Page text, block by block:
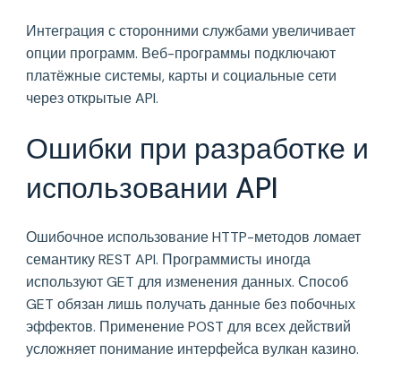
Интеграция с сторонними службами увеличивает
опции программ. Веб-программы подключают
платёжные системы, карты и социальные сети
через открытые API.
Ошибки при разработке и
использовании API
Ошибочное использование HTTP-методов ломает
семантику REST API. Программисты иногда
используют GET для изменения данных. Способ
GET обязан лишь получать данные без побочных
эффектов. Применение POST для всех действий
усложняет понимание интерфейса вулкан казино.